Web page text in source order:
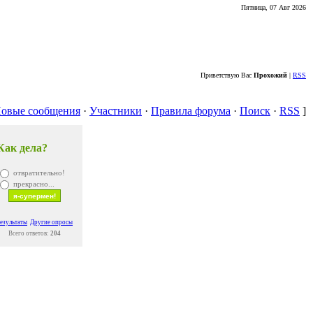
Пятница, 07 Авг 2026
Приветствую Вас Прохожий | RSS
сообщения · Участники · Правила форума · Поиск · RSS ]
дела?
отвратительно!
прекрасно...
Другие опросы
Всего ответов: 204